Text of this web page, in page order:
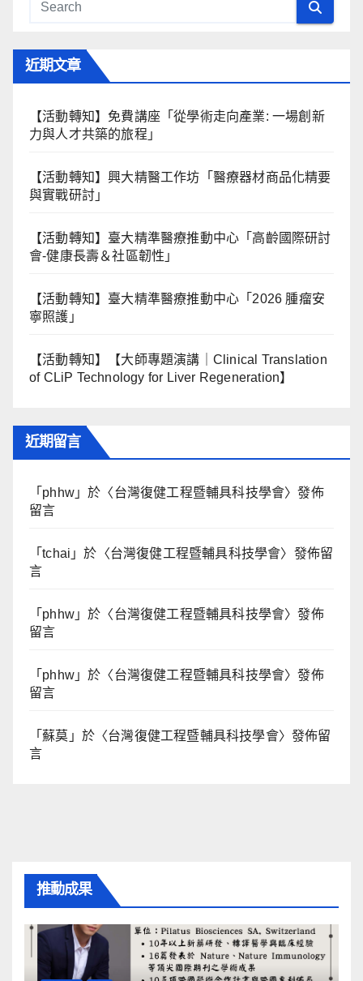
近期文章
【活動轉知】免費講座「從學術走向產業: ⼀場創新
力與⼈才共築的旅程」
【活動轉知】興大精醫工作坊「醫療器材商品化精要
與實戰研討」
【活動轉知】臺大精準醫療推動中心「高齡國際研討
會-健康長壽＆社區韌性」
【活動轉知】臺大精準醫療推動中心「2026 腫瘤安
寧照護」
【活動轉知】【大師專題演講｜Clinical Translation
of CLiP Technology for Liver Regeneration】
近期留言
「 phhw 」於〈 台灣復健工程暨輔具科技學會〉發佈
留言
「tchai 」於〈台灣復健工程暨輔具科技學會〉發佈留
言
「 phhw 」於〈 台灣復健工程暨輔具科技學會〉發佈
留言
「 phhw 」於〈 台灣復健工程暨輔具科技學會〉發佈
留言
「蘇莫 」於〈台灣復健工程暨輔具科技學會〉發佈留
言
推動成果